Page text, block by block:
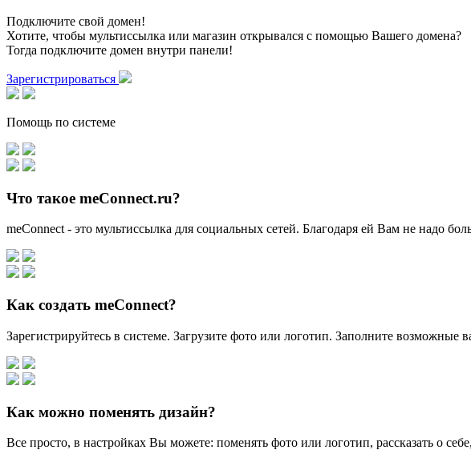
Подключите свой домен!
Хотите, чтобы мультиссылка или магазин открывался с помощью Вашего домена?
Тогда подключите домен внутри панели!
Зарегистрироваться
Помощь по системе
Что такое meConnect.ru?
meConnect - это мультиссылка для социальных сетей. Благодаря ей Вам не надо
Как создать meConnect?
Зарегистрируйтесь в системе. Загрузите фото или логотип. Заполните возможные
Как можно поменять дизайн?
Все просто, в настройках Вы можете: поменять фото или логотип, рассказать о